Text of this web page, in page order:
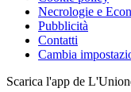
Necrologie e
Pubblicità
Contatti
Cambia
Scarica l'app de